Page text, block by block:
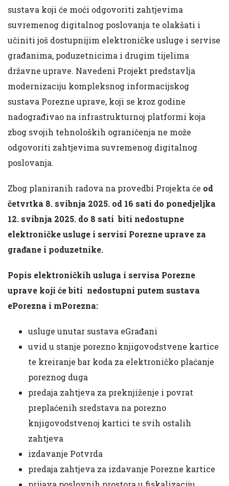
sustava koji će moći odgovoriti zahtjevima
suvremenog digitalnog poslovanja te olakšati i
učiniti još dostupnijim elektroničke usluge i servise
građanima, poduzetnicima i drugim tijelima
državne uprave. Navedeni Projekt predstavlja
modernizaciju kompleksnog informacijskog
sustava Porezne uprave, koji se kroz godine
nadograđivao na infrastrukturnoj platformi koja
zbog svojih tehnoloških ograničenja ne može
odgovoriti zahtjevima suvremenog digitalnog
poslovanja.
Zbog planiranih radova na provedbi Projekta će od
četvrtka 8. svibnja 2025. od 16 sati do ponedjeljka
12. svibnja 2025. do 8 sati biti nedostupne
elektroničke usluge i servisi Porezne uprave za
građane i poduzetnike.
Popis elektroničkih usluga i servisa Porezne
uprave koji će biti nedostupni putem sustava
ePorezna i mPorezna:
usluge unutar sustava eGrađani
uvid u stanje porezno knjigovodstvene kartice
te kreiranje bar koda za elektroničko plaćanje
poreznog duga
predaja zahtjeva za preknjiženje i povrat
preplaćenih sredstava na porezno
knjigovodstvenoj kartici te svih ostalih
zahtjeva
izdavanje Potvrda
predaja zahtjeva za izdavanje Porezne kartice